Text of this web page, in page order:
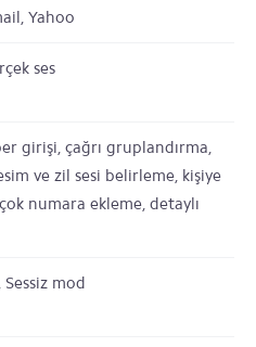
Yahoo
ses
girişi, çağrı gruplandırma,
ve zil sesi belirleme, kişiye
numara ekleme, detaylı
mod